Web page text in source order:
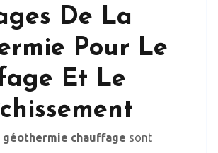
De La
Pour Le
Et Le
géothermie chauffage sont